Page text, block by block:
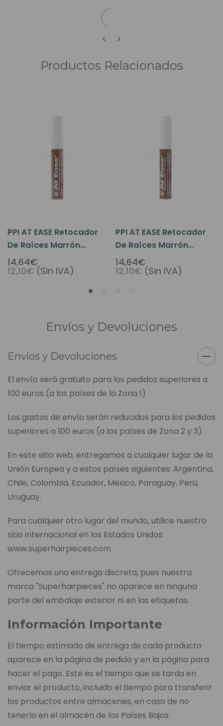
< >
Productos Relacionados
PPI AT EASE Retocador
De Raíces Marrón
0.25oz
14,64€
12,10€ (Sin IVA)
PPI AT EASE Retocador
De Raíces Marrón
Grisáceo 0.25oz
14,64€
12,10€ (Sin IVA)
Envíos y Devoluciones
Envíos y Devoluciones
El envío será gratuito para los pedidos superiores a
100 euros (a los países de la Zona 1)
Los gastos de envío serán reducidos para los pedidos
superiores a 100 euros (a los países de Zona 2 y 3).
En este sitio web, entregamos a cualquier lugar de la
Unión Europea y a estos países siguientes: Argentina,
Chile, Colombia, Ecuador, México, Paraguay, Perú,
Uruguay.
Para cualquier otro lugar del mundo, utilice nuestro
sitio internacional en los Estados Unidos:
www.superhairpieces.com
Ofrecemos una entrega discreta, pues nuestra
marca "Superhairpieces" no aparece en ninguna
parte del embalaje exterior ni en las etiquetas.
Información Importante
El tiempo estimado de entrega de cada producto
aparece en la página de pedido y en la página para
hacer el pago. Este es el tiempo que se tarda en
enviar el producto, incluido el tiempo para transferir
los productos entre almacenes, en caso de no
tenerlo en el almacén de los Países Bajos.